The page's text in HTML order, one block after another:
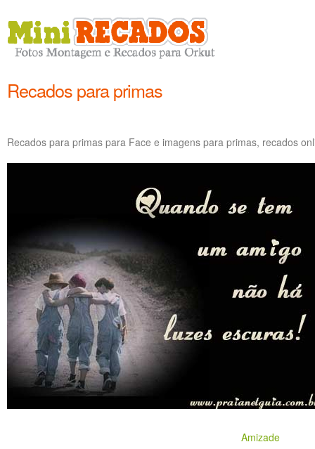
Recados para primas
Recados para primas para Face e imagens para primas, recados
Amizade